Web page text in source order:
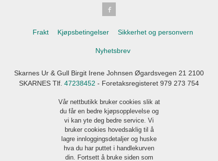
Frakt Kjøpsbetingelser Sikkerhet og personvern
Nyhetsbrev
Skarnes Ur & Gull Birgit Irene Johnsen Øgardsvegen 21 2100
SKARNES Tlf. 47238452 - Foretaksregisteret 979 273 754
Vår nettbutikk bruker cookies slik at
du får en bedre kjøpsopplevelse og
vi kan yte deg bedre service. Vi
bruker cookies hovedsaklig til å
lagre innloggingsdetaljer og huske
hva du har puttet i handlekurven
din. Fortsett å bruke siden som